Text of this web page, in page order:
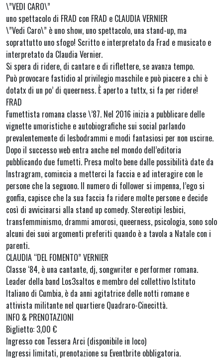
\”VEDI CARO\”
uno spettacolo di FRAD con FRAD e CLAUDIA VERNIER
\”Vedi Caro\” è uno show, uno spettacolo, una stand-up, ma
soprattutto uno sfogo! Scritto e interpretato da Frad e musicato e
interpretato da Claudia Vernier.
Si spera di ridere, di cantare e di riflettere, se avanza tempo.
Può provocare fastidio al privilegio maschile e può piacere a chi è
dotatx di un po’ di queerness. È aperto a tuttx, si fa per ridere!
FRAD
Fumettista romana classe \’87. Nel 2016 inizia a pubblicare delle
vignette umoristiche e autobiografiche sui social parlando
prevalentemente di lesbodrammi e modi fantasiosi per non uscirne.
Dopo il successo web entra anche nel mondo dell’editoria
pubblicando due fumetti. Presa molto bene dalle possibilità date da
Instragram, comincia a metterci la faccia e ad interagire con le
persone che la seguono. Il numero di follower si impenna, l’ego si
gonfia, capisce che la sua faccia fa ridere molte persone e decide
così di avvicinarsi alla stand up comedy. Stereotipi lesbici,
transfemminismo, drammi amorosi, queerness, psicologia, sono solo
alcuni dei suoi argomenti preferiti quando è a tavola a Natale con i
parenti.
CLAUDIA “DEL FOMENTO” VERNIER
Classe ‘84, è una cantante, dj, songwriter e performer romana.
Leader della band Los3saltos e membro del collettivo Istituto
Italiano di Cumbia, è da anni agitatrice delle notti romane e
attivista militante nel quartiere Quadraro-Cinecittà.
INFO & PRENOTAZIONI
Biglietto: 3,00 €
Ingresso con Tessera Arci (disponibile in loco)
Ingressi limitati, prenotazione su Eventbrite obbligatoria.